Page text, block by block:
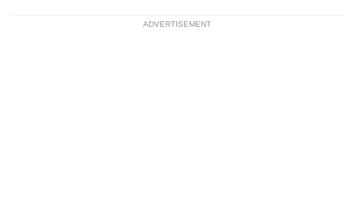
ADVERTISEMENT